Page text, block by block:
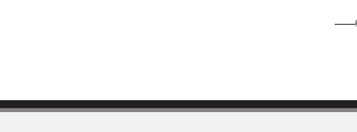
——